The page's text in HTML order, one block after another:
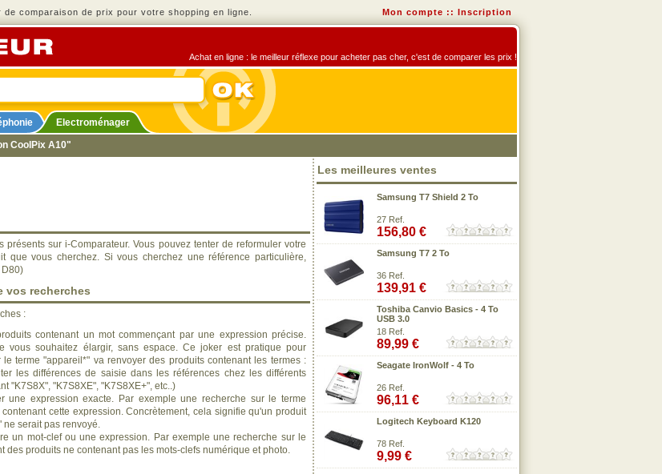
comparaison de prix pour votre shopping en ligne. Mon compte :: Inscription
Achat en ligne : le meilleur réflexe pour acheter pas cher, c'est de comparer les prix !
Electroménager
CoolPix A10"
sur i-Comparateur. Vous pouvez tenter de reformuler votre
que vous cherchez. Si vous cherchez une référence particulière,
D80)
vos recherches
:
contenant un mot commençant par une expression précise.
souhaitez élargir, sans espace. Ce joker est pratique pour
terme "appareil*" va renvoyer des produits contenant les termes :
les différences de saisie dans les références chez les différents
"K7S8X", "K7S8XE", "K7S8XE+", etc..)
une expression exacte. Par exemple une recherche sur le terme
cette expression. Concrètement, cela signifie qu'un produit
serait pas renvoyé.
un mot-clef ou une expression. Par exemple une recherche sur le
produits ne contenant pas les mots-clefs numérique et photo.
Les meilleures ventes
Samsung T7 Shield 2 To
27 Ref.
156,80 €
Samsung T7 2 To
36 Ref.
139,91 €
Toshiba Canvio Basics - 4 To
USB 3.0
18 Ref.
89,99 €
Seagate IronWolf - 4 To
26 Ref.
96,11 €
Logitech Keyboard K120
78 Ref.
9,99 €